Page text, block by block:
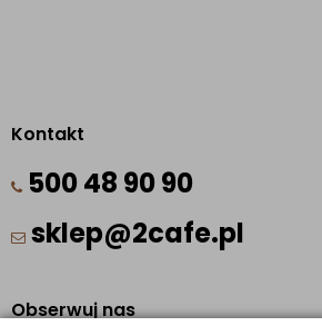
Kontakt
500 48 90 90
sklep@2cafe.pl
Obserwuj nas